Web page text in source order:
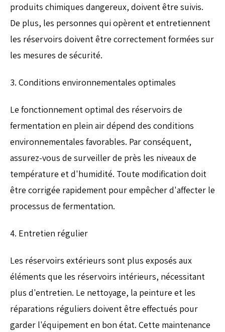
produits chimiques dangereux, doivent être suivis.
De plus, les personnes qui opèrent et entretiennent
les réservoirs doivent être correctement formées sur
les mesures de sécurité.
3. Conditions environnementales optimales
Le fonctionnement optimal des réservoirs de
fermentation en plein air dépend des conditions
environnementales favorables. Par conséquent,
assurez-vous de surveiller de près les niveaux de
température et d'humidité. Toute modification doit
être corrigée rapidement pour empêcher d'affecter le
processus de fermentation.
4. Entretien régulier
Les réservoirs extérieurs sont plus exposés aux
éléments que les réservoirs intérieurs, nécessitant
plus d'entretien. Le nettoyage, la peinture et les
réparations réguliers doivent être effectués pour
garder l'équipement en bon état. Cette maintenance